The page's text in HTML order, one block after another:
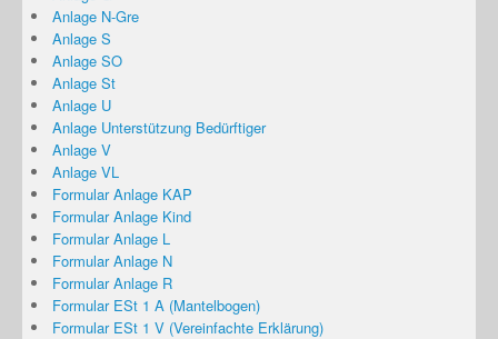
Anlage N-Gre
Anlage S
Anlage SO
Anlage St
Anlage U
Anlage Unterstützung Bedürftiger
Anlage V
Anlage VL
Formular Anlage KAP
Formular Anlage Kind
Formular Anlage L
Formular Anlage N
Formular Anlage R
Formular ESt 1 A (Mantelbogen)
Formular ESt 1 V (Vereinfachte Erklärung)